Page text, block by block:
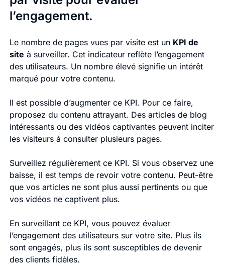
l’engagement.
Le nombre de pages vues par visite est un KPI de
site à surveiller. Cet indicateur reflète l’engagement
des utilisateurs. Un nombre élevé signifie un intérêt
marqué pour votre contenu.
Il est possible d’augmenter ce KPI. Pour ce faire,
proposez du contenu attrayant. Des articles de blog
intéressants ou des vidéos captivantes peuvent inciter
les visiteurs à consulter plusieurs pages.
Surveillez régulièrement ce KPI. Si vous observez une
baisse, il est temps de revoir votre contenu. Peut-être
que vos articles ne sont plus aussi pertinents ou que
vos vidéos ne captivent plus.
En surveillant ce KPI, vous pouvez évaluer
l’engagement des utilisateurs sur votre site. Plus ils
sont engagés, plus ils sont susceptibles de devenir
des clients fidèles.